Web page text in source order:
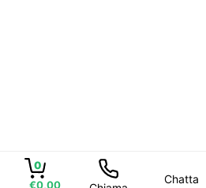
0
€0,00
Chatta